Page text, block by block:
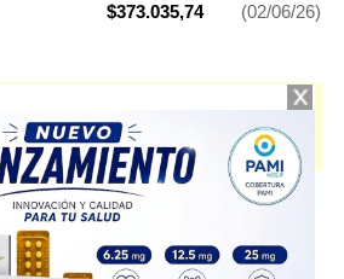
$373.035,74 (02/06/26)
Es producido porFada Pharma
y cuenta con 1
conanfotericina B
Fada Pharma